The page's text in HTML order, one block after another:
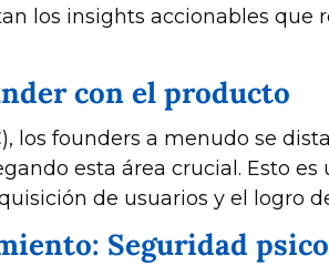
los insights accionables
con el producto
los founders a menudo se
esta área crucial. Esto es
de usuarios y el logro
Seguridad